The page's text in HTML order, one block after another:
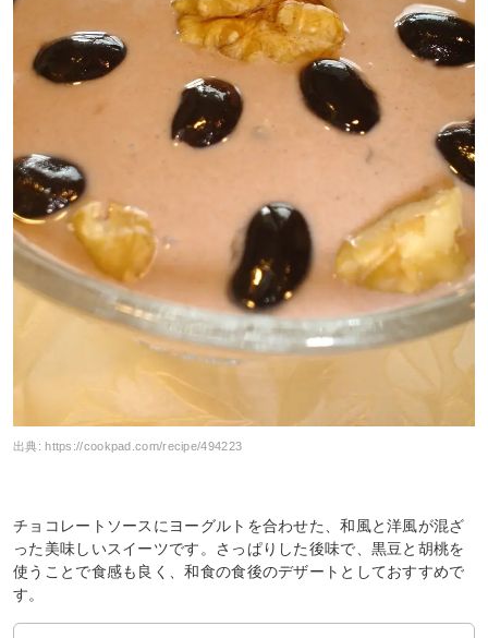
出典: https://cookpad.com/recipe/494223
チョコレートソースにヨーグルトを合わせた、和風と洋風が混ざ
った美味しいスイーツです。さっぱりした後味で、黒豆と胡桃を
使うことで食感も良く、和食の食後のデザートとしておすすめで
す。